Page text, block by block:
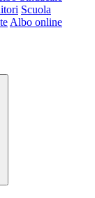
Scuola
Albo online